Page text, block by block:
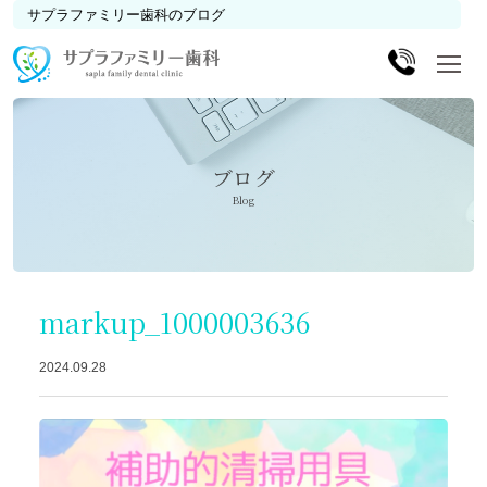
サプラファミリー歯科のブログ
ブログ
Blog
markup_1000003636
2024.09.28